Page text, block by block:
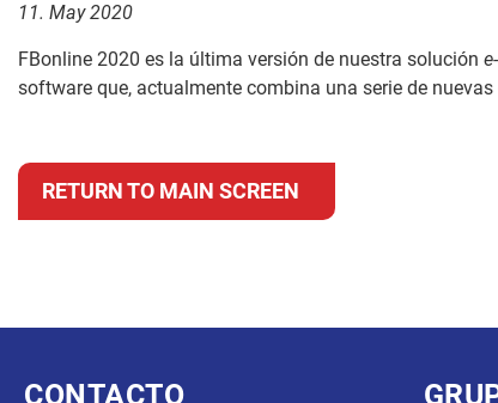
11. May 2020
FBonline 2020 es la última versión de nuestra solución
software que, actualmente combina una serie de
RETURN TO MAIN SCREEN
CONTACTO